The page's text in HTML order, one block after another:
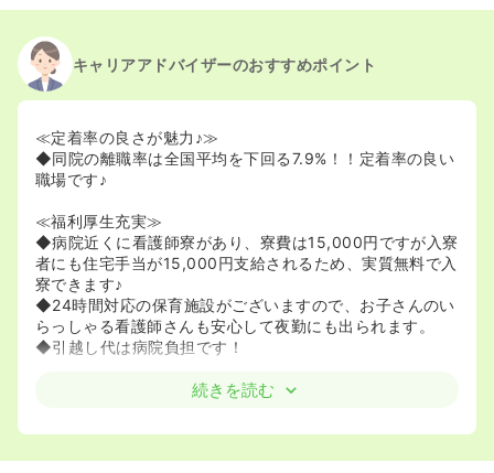
キャリアアドバイザーのおすすめポイント
≪定着率の良さが魅力♪≫
◆同院の離職率は全国平均を下回る7.9%！！定着率の良い
職場です♪
≪福利厚生充実≫
◆病院近くに看護師寮があり、寮費は15,000円ですが入寮
者にも住宅手当が15,000円支給されるため、実質無料で入
寮できます♪
◆24時間対応の保育施設がございますので、お子さんのい
らっしゃる看護師さんも安心して夜勤にも出られます。
◆引越し代は病院負担です！
≪キャリアアップ支援≫
し、施設長の推薦があった者に対する特別推薦入学試験制
続きを読む